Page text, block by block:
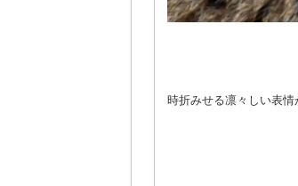
時折みせる凛々しい表情